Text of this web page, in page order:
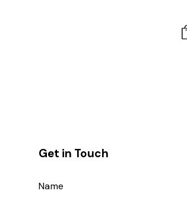
Get in Touch